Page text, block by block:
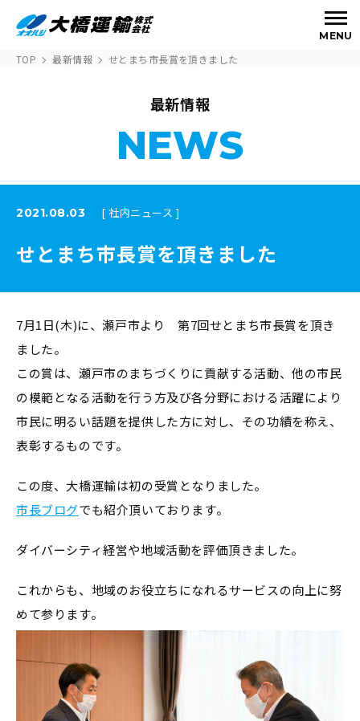
MENU
TOP 最新情報 せとまち市長賞を頂きました
最新情報
NEWS
2021.08.03 [ 社内ニュース ]
せとまち市長賞を頂きました
7月1日(木)に、瀬戸市より 第7回せとまち市長賞を頂き
ました。
この賞は、瀬戸市のまちづくりに貢献する活動、他の市民
の模範となる活動を行う方及び各分野における活躍により
市民に明るい話題を提供した方に対し、その功績を称え、
表彰するものです。
この度、大橋運輸は初の受賞となりました。
市長ブログでも紹介頂いております。
ダイバーシティ経営や地域活動を評価頂きました。
これからも、地域のお役立ちになれるサービスの向上に努
めて参ります。